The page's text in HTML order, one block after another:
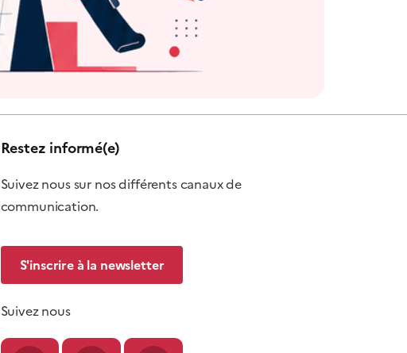
Restez informé(e)
Suivez nous sur nos différents canaux de
communication.
S'inscrire à la newsletter
Suivez nous